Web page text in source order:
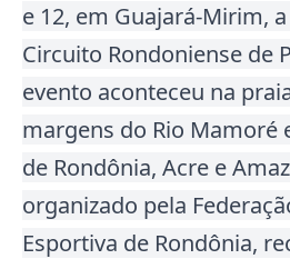
e 12, em Guajará-Mirim,
Circuito Rondoniense de
evento aconteceu na
margens do Rio Mamoré
de Rondônia, Acre e
organizado pela
Esportiva de Rondônia,